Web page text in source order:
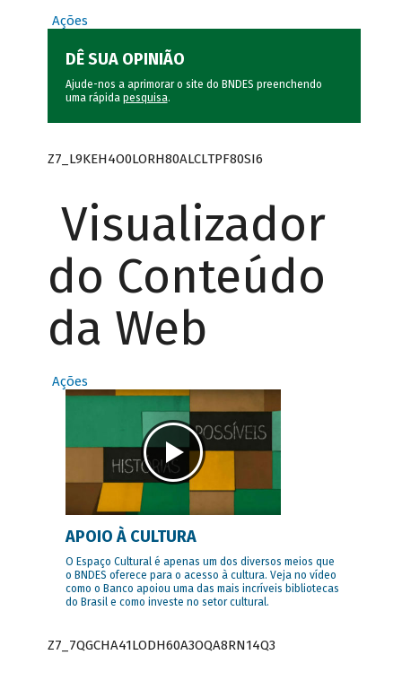
Ações
DÊ SUA OPINIÃO
Ajude-nos a aprimorar o site do BNDES preenchendo
uma rápida pesquisa.
Z7_L9KEH4O0LORH80ALCLTPF80SI6
Visualizador
do Conteúdo
da Web
Ações
APOIO À CULTURA
O Espaço Cultural é apenas um dos diversos meios que
o BNDES oferece para o acesso à cultura. Veja no vídeo
como o Banco apoiou uma das mais incríveis bibliotecas
do Brasil e como investe no setor cultural.
Z7_7QGCHA41LODH60A3OQA8RN14Q3